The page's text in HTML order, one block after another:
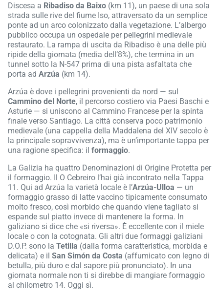
Discesa a Ribadiso da Baixo (km 11), un paese di una sola
strada sulle rive del fiume Iso, attraversato da un semplice
ponte ad un arco colonizzato dalla vegetazione. L’albergo
pubblico occupa un ospedale per pellegrini medievale
restaurato. La rampa di uscita da Ribadiso è una delle più
ripide della giornata (media dell’8%), che termina in un
tunnel sotto la N-547 prima di una pista asfaltata che
porta ad Arzúa (km 14).
Arzúa è dove i pellegrini provenienti da nord — sul
Cammino del Norte, il percorso costiero via Paesi Baschi e
Asturie — si uniscono al Cammino Francese per la spinta
finale verso Santiago. La città conserva poco patrimonio
medievale (una cappella della Maddalena del XIV secolo è
la principale sopravvivenza), ma è un’importante tappa per
una ragione specifica: il formaggio.
La Galizia ha quattro Denominazioni di Origine Protetta per
il formaggio. Il O Cebreiro l’hai già incontrato nella Tappa
11. Qui ad Arzúa la varietà locale è l’Arzúa-Ulloa — un
formaggio grasso di latte vaccino tipicamente consumato
molto fresco, così morbido che quando viene tagliato si
espande sul piatto invece di mantenere la forma. In
galiziano si dice che «si riversa». È eccellente con il miele
locale o con la cotognata. Gli altri due formaggi galiziani
D.O.P. sono la Tetilla (dalla forma caratteristica, morbida e
delicata) e il San Simón da Costa (affumicato con legno di
betulla, più duro e dal sapore più pronunciato). In una
giornata normale non ti si direbbe di mangiare formaggio
al chilometro 14. Oggi sì.